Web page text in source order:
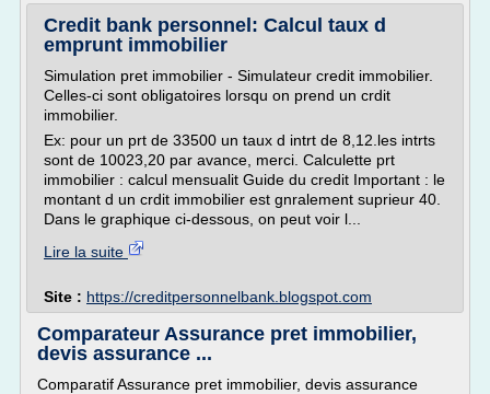
Credit bank personnel: Calcul taux d
emprunt immobilier
Simulation pret immobilier - Simulateur credit immobilier.
Celles-ci sont obligatoires lorsqu on prend un crdit
immobilier.
Ex: pour un prt de 33500 un taux d intrt de 8,12.les intrts
sont de 10023,20 par avance, merci. Calculette prt
immobilier : calcul mensualit Guide du credit Important : le
montant d un crdit immobilier est gnralement suprieur 40.
Dans le graphique ci-dessous, on peut voir l...
Lire la suite
Site : https://creditpersonnelbank.blogspot.com
Comparateur Assurance pret immobilier,
devis assurance ...
Comparatif Assurance pret immobilier, devis assurance